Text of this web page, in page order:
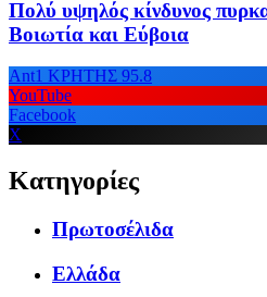
Πολύ υψηλός κίνδυνος
Βοιωτία και Εύβοια
Ant1 ΚΡΗΤΗΣ 95.8
YouTube
Facebook
X
Κατηγορίες
Πρωτοσέλιδα
Ελλάδα